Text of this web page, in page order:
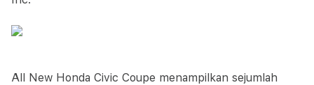
All New Honda Civic Coupe menampilkan sejumlah